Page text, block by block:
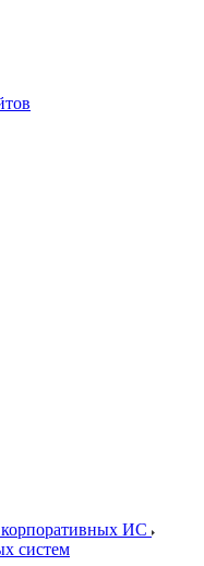
корпоративных ИС
систем